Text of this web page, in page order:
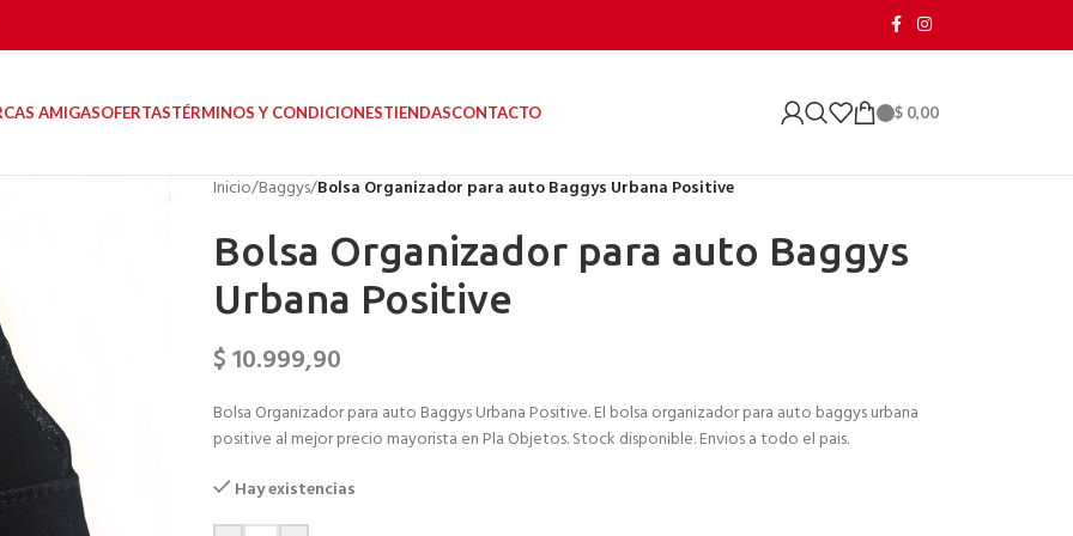
AMIGASOFERTASTÉRMINOS Y CONDICIONESTIENDASCONTACTO $ 0,00
Inicio/Baggys/Bolsa Organizador para auto Baggys Urbana Positive
Bolsa Organizador para auto Baggys
Urbana Positive
$10.999,90
Bolsa Organizador para auto Baggys Urbana Positive. El bolsa organizador para auto baggys urbana
positive al mejor precio mayorista en Pla Objetos. Stock disponible. Envios a todo el pais.
Hay existencias